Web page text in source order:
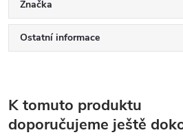
Značka
Ostatní informace
K tomuto produktu
doporučujeme ještě